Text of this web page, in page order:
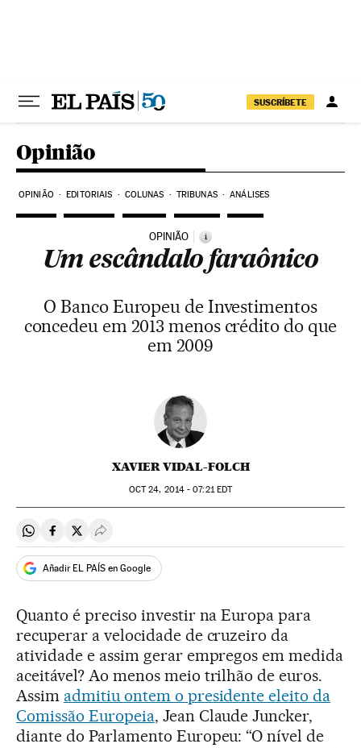
SUSCRÍBETE
Opinião
OPINIÃO EDITORIAIS COLUNAS TRIBUNAS ANÁLISES
OPINIÃO i
Um escândalo faraônico
O Banco Europeu de Investimentos
concedeu em 2013 menos crédito do que
em 2009
XAVIER VIDAL-FOLCH
OCT24, 2014 - 07:21EDT
Compartir en Whatsapp
Compartir en Facebook
Compartir en Twitter
Desplegar Redes Sociales
Añadir EL PAÍS en Google
Quanto é preciso investir na Europa para
recuperar a velocidade de cruzeiro da
atividade e assim gerar empregos em medida
aceitável? Ao menos meio trilhão de euros.
Assim admitiu ontem o presidente eleito da
Comissão Europeia, Jean Claude Juncker,
diante do Parlamento Europeu: “O nível de